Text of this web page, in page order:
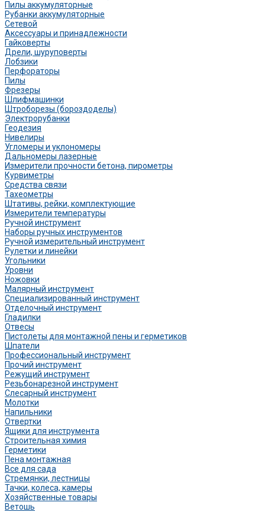
Пилы аккумуляторные
Рубанки аккумуляторные
Сетевой
Аксессуары и принадлежности
Гайковерты
Дрели, шуруповерты
Лобзики
Перфораторы
Пилы
Фрезеры
Шлифмашинки
Штроборезы (бороздоделы)
Электрорубанки
Геодезия
Нивелиры
Угломеры и уклономеры
Дальномеры лазерные
Измерители прочности бетона, пирометры
Курвиметры
Средства связи
Тахеометры
Штативы, рейки, комплектующие
Измерители температуры
Ручной инструмент
Наборы ручных инструментов
Ручной измерительный инструмент
Рулетки и линейки
Угольники
Уровни
Ножовки
Малярный инструмент
Специализированный инструмент
Отделочный инструмент
Гладилки
Отвесы
Пистолеты для монтажной пены и герметиков
Шпатели
Профессиональный инструмент
Прочий инструмент
Режущий инструмент
Резьбонарезной инструмент
Слесарный инструмент
Молотки
Напильники
Отвертки
Ящики для инструмента
Строительная химия
Герметики
Пена монтажная
Все для сада
Стремянки, лестницы
Тачки, колеса, камеры
Хозяйственные товары
Ветошь